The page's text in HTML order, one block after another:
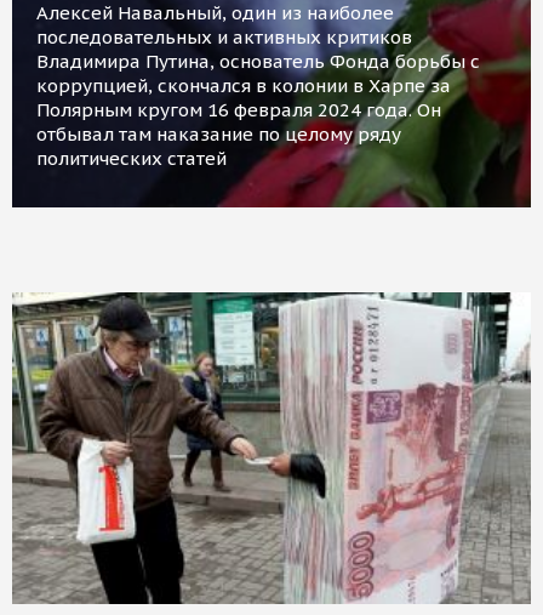
Алексей Навальный, один из наиболее
последовательных и активных критиков
Владимира Путина, основатель Фонда борьбы с
коррупцией, скончался в колонии в Харпе за
Полярным кругом 16 февраля 2024 года. Он
отбывал там наказание по целому ряду
политических статей